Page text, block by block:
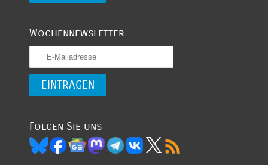
Wochennewsletter
Folgen Sie uns